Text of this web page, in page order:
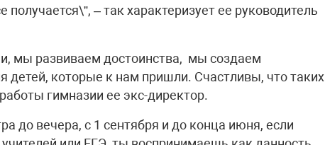
– так характеризует ее руководитель
мы развиваем достоинства, мы создаем
детей, которые к нам пришли. Счастливы, что таких
гимназии ее экс-директор.
до вечера, с 1 сентября и до конца июня, если